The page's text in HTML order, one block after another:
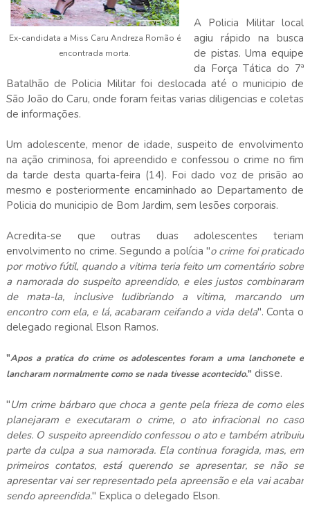
Ex-candidata a Miss Caru Andreza Romão é
encontrada morta.
A Policia Militar local
agiu rápido na busca
de pistas. Uma equipe
da Força Tática do 7ª
Batalhão de Policia Militar foi deslocada até o municipio de
São João do Caru, onde foram feitas varias diligencias e coletas
de informações.
Um adolescente, menor de idade, suspeito de envolvimento
na ação criminosa, foi apreendido e confessou o crime no fim
da tarde desta quarta-feira (14). Foi dado voz de prisão ao
mesmo e posteriormente encaminhado ao Departamento de
Policia do municipio de Bom Jardim, sem lesões corporais.
Acredita-se que outras duas adolescentes teriam
envolvimento no crime. Segundo a polícia "o crime foi praticado
por motivo fútil, quando a vitima teria feito um comentário sobre
a namorada do suspeito apreendido, e eles justos combinaram
de mata-la, inclusive ludibriando a vitima, marcando um
encontro com ela, e lá, acabaram ceifando a vida dela". Conta o
delegado regional Elson Ramos.
"Apos a pratica do crime os adolescentes foram a uma lanchonete e
lancharam normalmente como se nada tivesse acontecido." disse.
"Um crime bárbaro que choca a gente pela frieza de como eles
planejaram e executaram o crime, o ato infracional no caso
deles. O suspeito apreendido confessou o ato e também atribuiu
parte da culpa a sua namorada. Ela continua foragida, mas, em
primeiros contatos, está querendo se apresentar, se não se
apresentar vai ser representado pela apreensão e ela vai acabar
sendo apreendida." Explica o delegado Elson.